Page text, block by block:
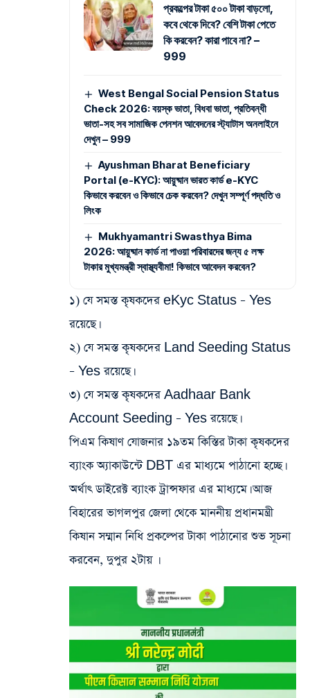
প্রকল্পের টাকা ৫০০ টাকা বাড়লো,
কবে থেকে দিবে? বেশি টাকা পেতে
কি করবেন? কারা পাবে না? –
999
West Bengal Social Pension Status
Check 2026: বয়স্ক ভাতা, বিধবা ভাতা, প্রতিবন্ধী
ভাতা-সহ সব সামাজিক পেনশন আবেদনের স্ট্যাটাস অনলাইনে
দেখুন – 999
Ayushman Bharat Beneficiary
Portal (e-KYC): আয়ুষ্মান ভারত কার্ড e-KYC
কিভাবে করবেন ও কিভাবে চেক করবেন? দেখুন সম্পূর্ণ পদ্ধতি ও
লিংক
Mukhyamantri Swasthya Bima
2026: আয়ুষ্মান কার্ড না পাওয়া পরিবারদের জন্য ৫ লক্ষ
টাকার মুখ্যমন্ত্রী স্বাস্থ্যবীমা! কিভাবে আবেদন করবেন?
১) যে সমস্ত কৃষকদের eKyc Status – Yes
রয়েছে।
২) যে সমস্ত কৃষকদের Land Seeding Status
– Yes রয়েছে।
৩) যে সমস্ত কৃষকদের Aadhaar Bank
Account Seeding – Yes রয়েছে।
পিএম কিষাণ যোজনার ১৯তম কিস্তির টাকা কৃষকদের
ব্যাংক অ্যাকাউন্টে DBT এর মাধ্যমে পাঠানো হচ্ছে।
অর্থাৎ ডাইরেক্ট ব্যাংক ট্রান্সফার এর মাধ্যমে। আজ
বিহারের ভাগলপুর জেলা থেকে মাননীয় প্রধানমন্ত্রী
কিষান সম্মান নিধি প্রকল্পের টাকা পাঠানোর শুভ সূচনা
করবেন, দুপুর ২টায় ।